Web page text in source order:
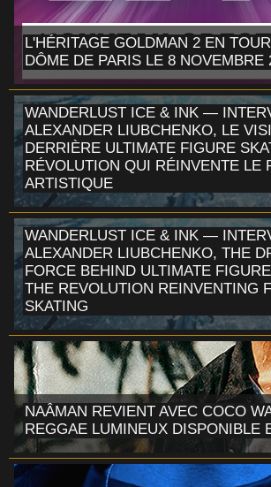
L'HÉRITAGE GOLDMAN 2 EN
DÔME DE PARIS LE 8 NOVEMBRE
WANDERLUST ICE & INK —
ALEXANDER LIUBCHENKO, LE
DERRIÈRE ULTIMATE FIGURE
RÉVOLUTION QUI RÉINVENTE LE
ARTISTIQUE
WANDERLUST ICE & INK —
ALEXANDER LIUBCHENKO, THE
FORCE BEHIND ULTIMATE
THE REVOLUTION REINVENTING
SKATING
NAÂMAN REVIENT AVEC COCO
REGGAE LUMINEUX DISPONIBLE